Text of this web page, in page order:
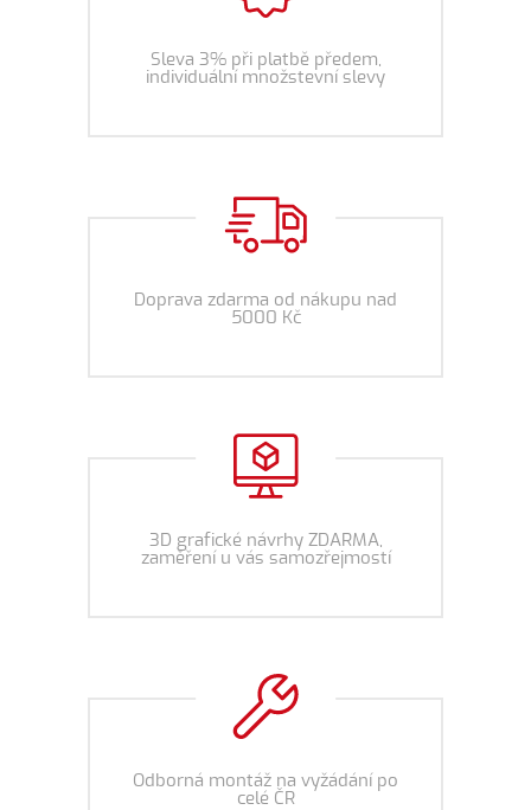
Sleva 3% při platbě předem,
individuální množstevní slevy
Doprava zdarma od nákupu nad
5000 Kč
3D grafické návrhy ZDARMA,
zaměření u vás samozřejmostí
Odborná montáž na vyžádání po
celé ČR